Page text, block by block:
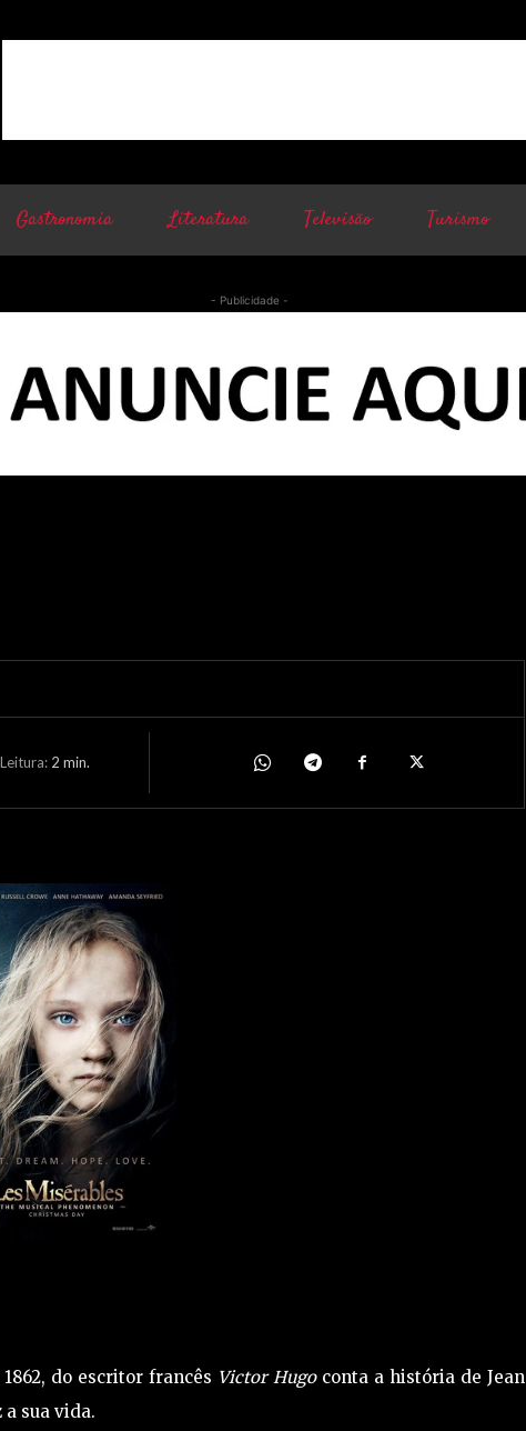
Gastronomia Literatura Televisão Turismo
- Publicidade -
2 min.
do escritor francês Victor Hugo conta a história de Jean
sua vida.